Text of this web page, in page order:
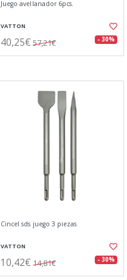
Juego avellanador 6pcs.
VATTON
40,25€ 57,21€ - 30%
Cincel sds juego 3 piezas
VATTON
10,42€ 14,81€ - 30%